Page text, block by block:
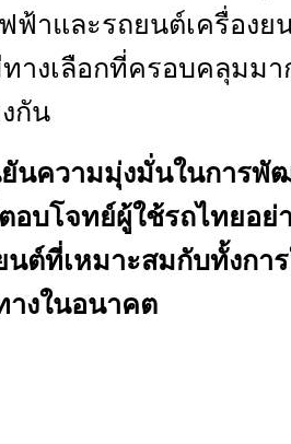
ฟฟ้าและรถยนต์เครื่
างเลือกที่ครอบคลุมม
กัน
นความมุ่งมั่นในการ
อบโจทย์ผู้ใช้รถไทย
นต์ที่เหมาะสมกับทั้งก
างในอนาคต